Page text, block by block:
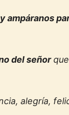
ampáranos
del señorque
alegría,